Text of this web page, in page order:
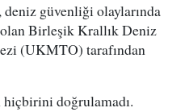
deniz güvenliği olaylarında
olan Birleşik Krallık Deniz
(UKMTO) tarafından
hiçbirini doğrulamadı.